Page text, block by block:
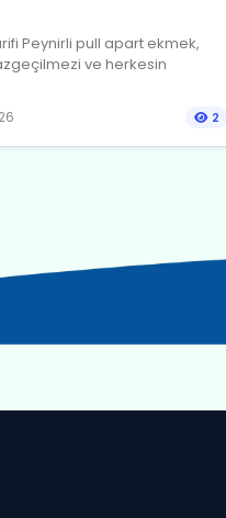
Peynirli pull apart ekmek,
ve herkesin
2